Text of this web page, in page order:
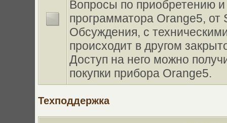
Вопросы по приобретению
программатора Orange5, от
Обсуждения, с
происходит в другом
Доступ на него можно
покупки прибора Orange5.
Техподдержка